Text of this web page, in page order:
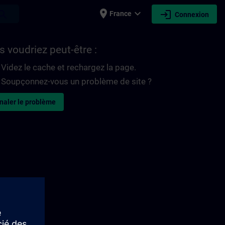
place France expand_more login Connexion
voudriez peut-être :
Videz le cache et rechargez la page.
Soupçonnez-vous un problème de site ?
le problème